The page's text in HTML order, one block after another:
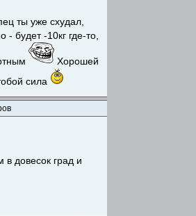
ты уже схудал,
будет -10кг где-то,
Хорошей
сила
в довесок град и